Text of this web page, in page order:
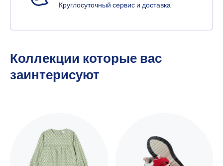
Круглосуточный сервис и доставка
Коллекции которые вас
заинтерисуют